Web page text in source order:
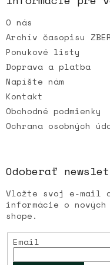
i
e
O nás
Archív časopisu
Ponukové listy
Doprava a platba
Napíšte nám
Kontakt
Obchodné podmienky
Ochrana osobných
Odoberať
Vložte svoj e-mail a
informácie o nových
shope.
Email